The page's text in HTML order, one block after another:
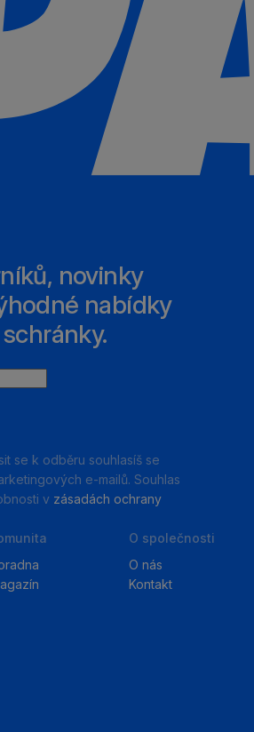
novinky
nabídky
se k odběru souhlasíš se
e-mailů. Souhlas
v zásadách ochrany
O společnosti
O nás
Kontakt